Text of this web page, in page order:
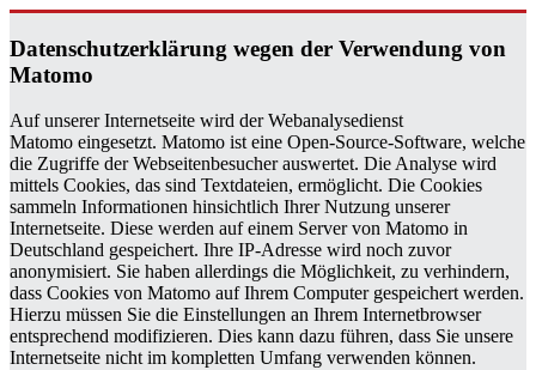
Daten­schutzerklärung wegen der Ver­wen­dung von
Matomo
Auf unserer Internetseite wird der Webanalysedienst
Matomo eingesetzt. Matomo ist eine Open-Source-Software, welche
die Zugriffe der Webseitenbesucher auswertet. Die Analyse wird
mittels Cookies, das sind Textdateien, ermöglicht. Die Cookies
sammeln Informationen hinsichtlich Ihrer Nutzung unserer
Internetseite. Diese werden auf einem Server von Matomo in
Deutschland gespeichert. Ihre IP-Adresse wird noch zuvor
anonymisiert. Sie haben allerdings die Möglichkeit, zu verhindern,
dass Cookies von Matomo auf Ihrem Computer gespeichert werden.
Hierzu müssen Sie die Einstellungen an Ihrem Internetbrowser
entsprechend modifizieren. Dies kann dazu führen, dass Sie unsere
Internetseite nicht im kompletten Umfang verwenden können.